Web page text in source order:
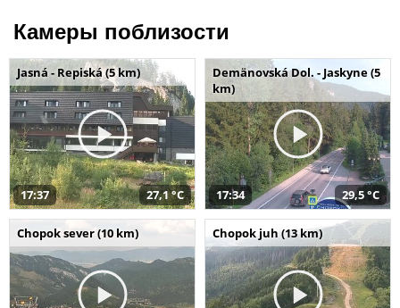
Камеры поблизости
Jasná - Repiská (5 km)
17:37 27,1 °C
Demänovská Dol. - Jaskyne (5
km)
17:34 29,5 °C
Chopok sever (10 km) Chopok juh (13 km)